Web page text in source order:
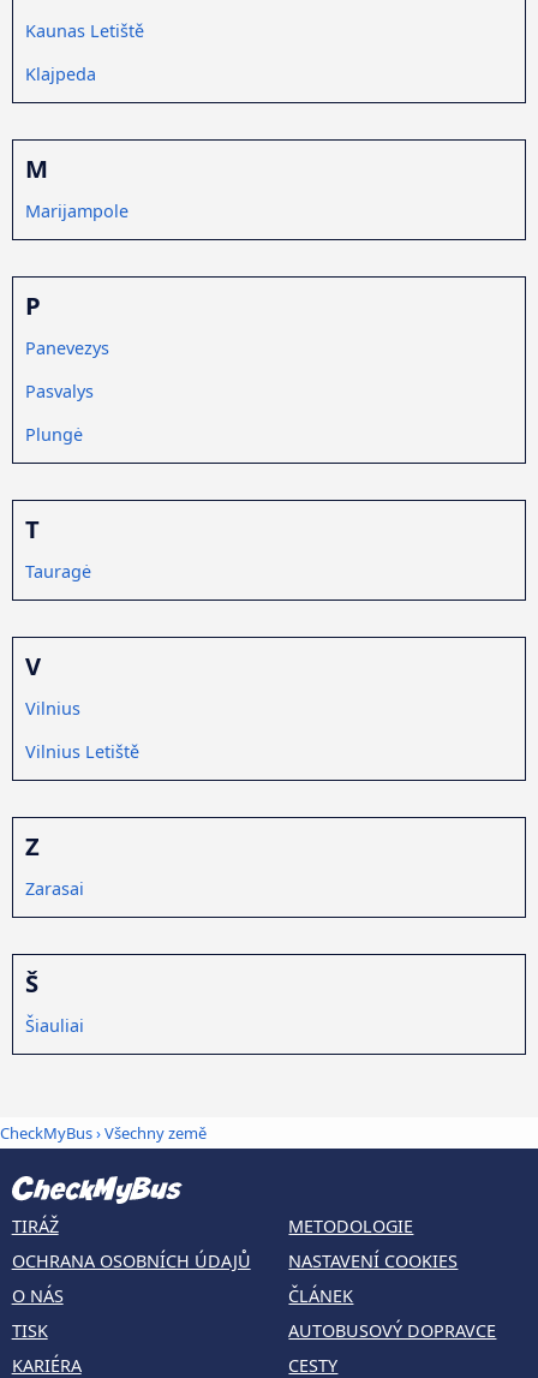
Kaunas Letiště
Klajpeda
M
Marijampole
P
Panevezys
Pasvalys
Plungė
T
Tauragė
V
Vilnius
Vilnius Letiště
Z
Zarasai
Š
Šiauliai
CheckMyBus›Všechny země
TIRÁŽ
OCHRANA OSOBNÍCH ÚDAJŮ
O NÁS
TISK
KARIÉRA
METODOLOGIE
NASTAVENÍ COOKIES
ČLÁNEK
AUTOBUSOVÝ DOPRAVCE
CESTY